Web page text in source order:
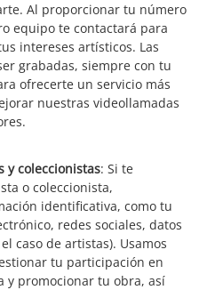
Al proporcionar tu número
equipo te contactará para
intereses artísticos. Las
grabadas, siempre con tu
ofrecerte un servicio más
nuestras videollamadas
y coleccionistas: Si te
o coleccionista,
identificativa, como tu
redes sociales, datos
caso de artistas). Usamos
tu participación en
y promocionar tu obra, así